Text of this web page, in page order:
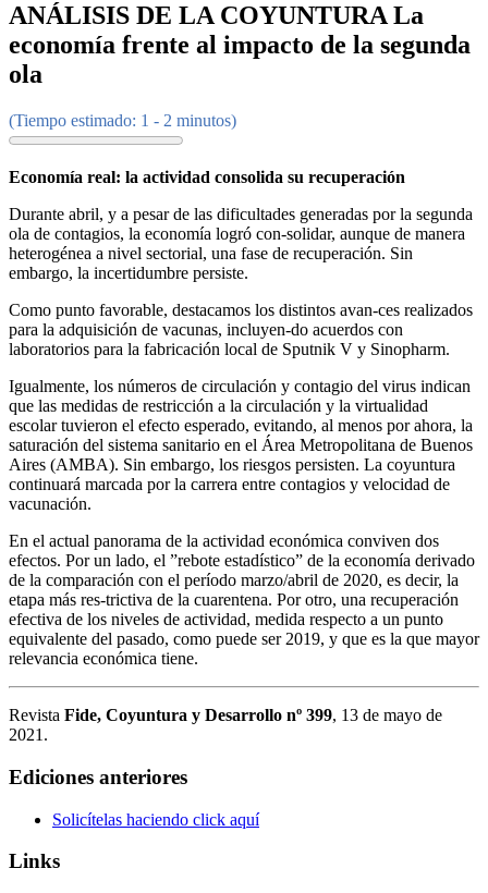
ANÁLISIS DE LA COYUNTURA La
economía frente al impacto de la segunda
ola
(Tiempo estimado: 1 - 2 minutos)
Economía real: la actividad consolida su recuperación
Durante abril, y a pesar de las dificultades generadas por la segunda
ola de contagios, la economía logró con-solidar, aunque de manera
heterogénea a nivel sectorial, una fase de recuperación. Sin
embargo, la incertidumbre persiste.
Como punto favorable, destacamos los distintos avan-ces realizados
para la adquisición de vacunas, incluyen-do acuerdos con
laboratorios para la fabricación local de Sputnik V y Sinopharm.
Igualmente, los números de circulación y contagio del virus indican
que las medidas de restricción a la circulación y la virtualidad
escolar tuvieron el efecto esperado, evitando, al menos por ahora, la
saturación del sistema sanitario en el Área Metropolitana de Buenos
Aires (AMBA). Sin embargo, los riesgos persisten. La coyuntura
continuará marcada por la carrera entre contagios y velocidad de
vacunación.
En el actual panorama de la actividad económica conviven dos
efectos. Por un lado, el ”rebote estadístico” de la economía derivado
de la comparación con el período marzo/abril de 2020, es decir, la
etapa más res-trictiva de la cuarentena. Por otro, una recuperación
efectiva de los niveles de actividad, medida respecto a un punto
equivalente del pasado, como puede ser 2019, y que es la que mayor
relevancia económica tiene.
Revista Fide, Coyuntura y Desarrollo nº 399, 13 de mayo de
2021.
Ediciones anteriores
Solicítelas haciendo click aquí
Links